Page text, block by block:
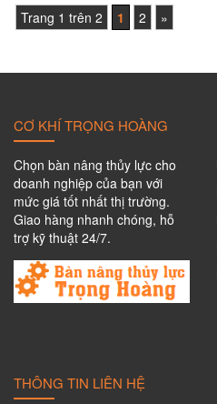
Trang 1 trên 2 1 2 »
CƠ KHÍ TRỌNG HOÀNG
Chọn bàn nâng thủy lực cho
doanh nghiệp của bạn với
mức giá tốt nhất thị trường.
Giao hàng nhanh chóng, hỗ
trợ kỹ thuật 24/7.
THÔNG TIN LIÊN HỆ